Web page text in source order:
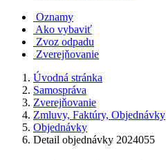
Oznamy
Ako vybaviť
Zvoz odpadu
Zverejňovanie
Úvodná stránka
Samospráva
Zverejňovanie
Zmluvy, Faktúry, Objednávky
Objednávky
Detail objednávky 2024055